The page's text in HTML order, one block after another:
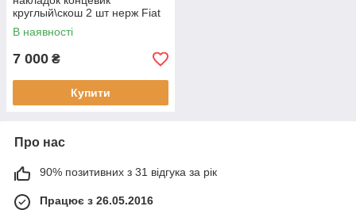
круглый\скош 2 шт нерж Fiat
Ducato 2006-2014
В наявності
7 000 ₴
Купити
Про нас
90% позитивних з 31 відгука за рік
Працює з 26.05.2016